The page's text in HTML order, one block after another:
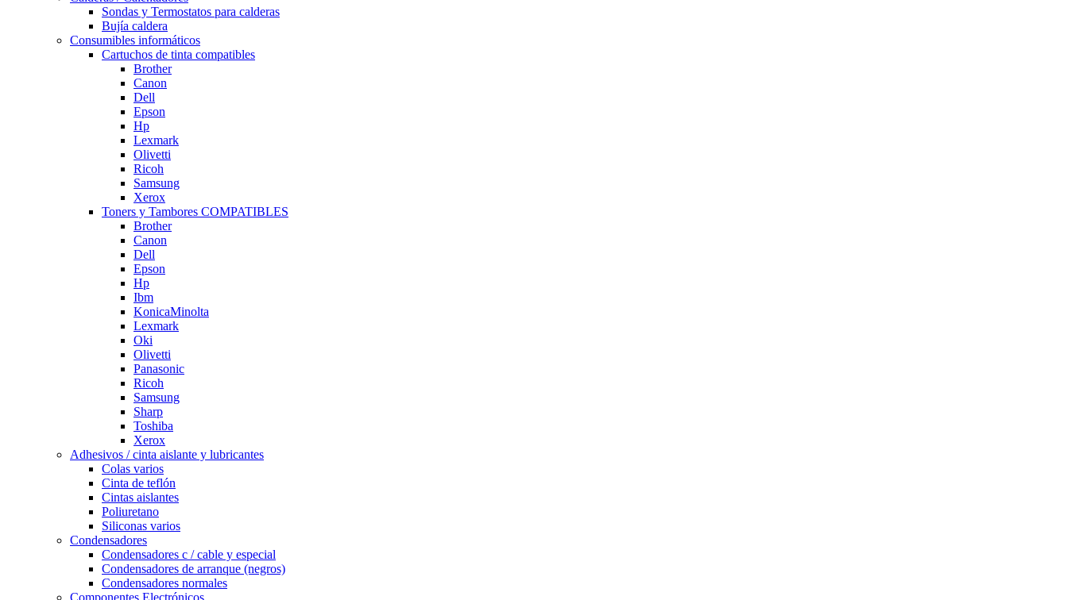
Sondas y Termostatos para calderas
Bujía caldera
Consumibles informáticos
Cartuchos de tinta compatibles
Brother
Canon
Dell
Epson
Hp
Lexmark
Olivetti
Ricoh
Samsung
Xerox
Toners y Tambores COMPATIBLES
Brother
Canon
Dell
Epson
Hp
Ibm
KonicaMinolta
Lexmark
Oki
Olivetti
Panasonic
Ricoh
Samsung
Sharp
Toshiba
Xerox
Adhesivos / cinta aislante y lubricantes
Colas varios
Cinta de teflón
Cintas aislantes
Poliuretano
Siliconas varios
Condensadores
Condensadores c / cable y especial
Condensadores de arranque (negros)
Condensadores normales
Componentes Electrónicos